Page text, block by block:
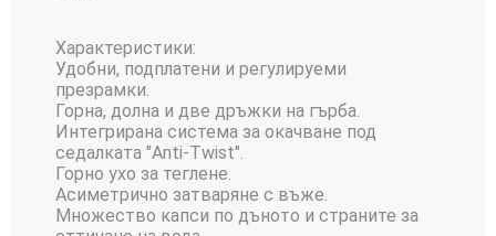
Характеристики:
Удобни, подплатени и регулируеми
презрамки.
Горна, долна и две дръжки на гърба.
Интегрирана система за окачване под
седалката "Anti-Twist".
Горно ухо за теглене.
Асиметрично затваряне с въже.
Множество капси по дъното и страните за